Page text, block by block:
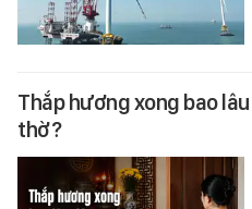
Thắp hương xong bao
thờ?